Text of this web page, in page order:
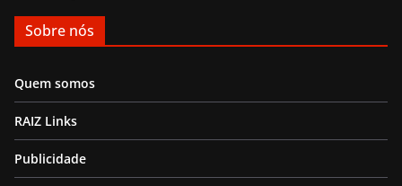
Sobre nós
Quem somos
RAIZ Links
Publicidade